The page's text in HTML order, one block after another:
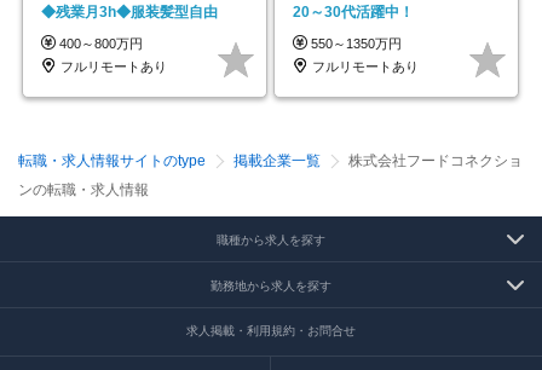
◆残業月3h◆服装髪型自由
400～800万円
フルリモートあり
20～30代活躍中！
550～1350万円
フルリモートあり
転職・求人情報サイトのtype 掲載企業一覧
株式会社フードコネクショ
ンの転職・求人情報
職種から求人を探す
勤務地から求人を探す
求人掲載・利用規約・お問合せ